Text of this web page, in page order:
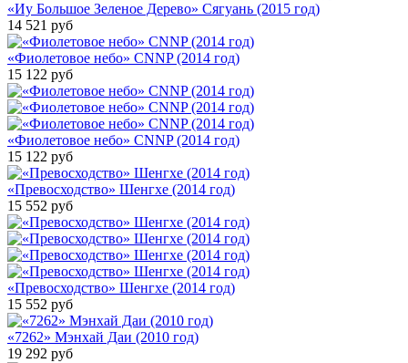
«Иу Большое Зеленое Дерево» Сягуань (2015 год)
14 521 руб
«Фиолетовое небо» CNNP (2014 год)
15 122 руб
«Фиолетовое небо» CNNP (2014 год)
15 122 руб
«Превосходство» Шенгхе (2014 год)
15 552 руб
«Превосходство» Шенгхе (2014 год)
15 552 руб
«7262» Мэнхай Даи (2010 год)
19 292 руб